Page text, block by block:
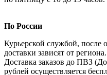
По России
Курьерской службой, после
доставки зависят от региона.
Доставка заказов до ПВЗ
рублей осуществляется